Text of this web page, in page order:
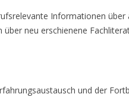
Informationen über
neu erschienene
und der